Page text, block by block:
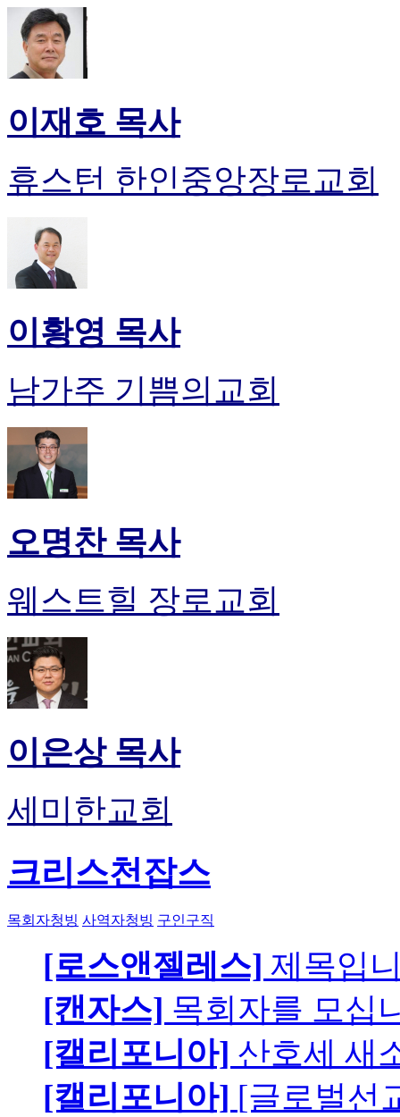
이재호 목사
휴스턴 한인중앙장로교회
이황영 목사
남가주 기쁨의교회
오명찬 목사
웨스트힐 장로교회
이은상 목사
세미한교회
크리스천잡스
목회자청빙 사역자청빙 구인구직
[로스앤젤레스] 제목입
[캔자스] 목회자를 모십
[캘리포니아] 산호세 새
[캘리포니아] [글로벌선